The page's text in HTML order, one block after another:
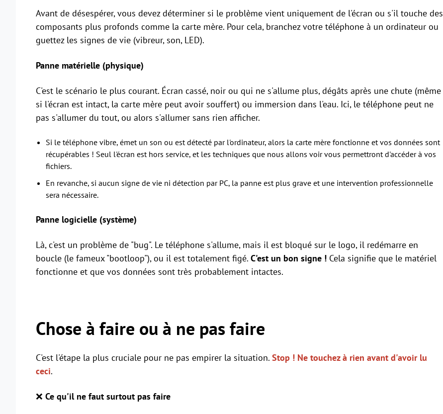
Avant de désespérer, vous devez déterminer si le problème vient uniquement de l'écran ou s'il touche des
composants plus profonds comme la carte mère. Pour cela, branchez votre téléphone à un ordinateur ou
guettez les signes de vie (vibreur, son, LED).
Panne matérielle (physique)
C'est le scénario le plus courant. Écran cassé, noir ou qui ne s'allume plus, dégâts après une chute (même
si l'écran est intact, la carte mère peut avoir souffert) ou immersion dans l'eau. Ici, le téléphone peut ne
pas s'allumer du tout, ou alors s'allumer sans rien afficher.
Si le téléphone vibre, émet un son ou est détecté par l'ordinateur, alors la carte mère fonctionne et vos données sont
récupérables ! Seul l'écran est hors service, et les techniques que nous allons voir vous permettront d'accéder à vos
fichiers.
En revanche, si aucun signe de vie ni détection par PC, la panne est plus grave et une intervention professionnelle
sera nécessaire.
Panne logicielle (système)
Là, c'est un problème de "bug". Le téléphone s'allume, mais il est bloqué sur le logo, il redémarre en
boucle (le fameux "bootloop"), ou il est totalement figé. C'est un bon signe ! Cela signifie que le matériel
fonctionne et que vos données sont très probablement intactes.
Chose à faire ou à ne pas faire
C'est l'étape la plus cruciale pour ne pas empirer la situation. Stop ! Ne touchez à rien avant d'avoir lu
ceci.
❌ Ce qu'il ne faut surtout pas faire